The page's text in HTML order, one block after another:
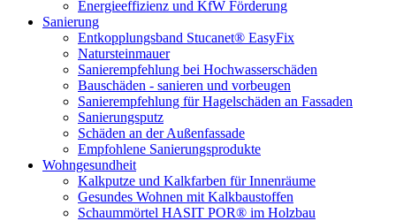
Energieeffizienz und KfW Förderung
Sanierung
Entkopplungsband Stucanet® EasyFix
Natursteinmauer
Sanierempfehlung bei Hochwasserschäden
Bauschäden - sanieren und vorbeugen
Sanierempfehlung für Hagelschäden an Fassaden
Sanierungsputz
Schäden an der Außenfassade
Empfohlene Sanierungsprodukte
Wohngesundheit
Kalkputze und Kalkfarben für Innenräume
Gesundes Wohnen mit Kalkbaustoffen
Schaummörtel HASIT POR® im Holzbau